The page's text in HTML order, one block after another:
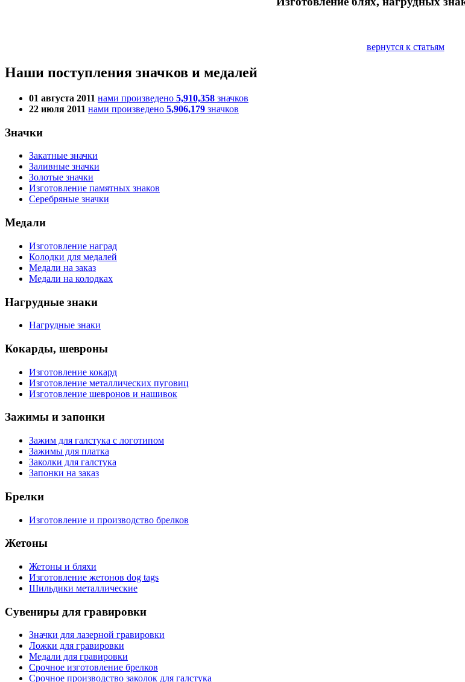
вернутся к статьям
Наши поступления значков и медалей
01 августа 2011 нами произведено 5,910,358 значков
22 июля 2011 нами произведено 5,906,179 значков
Значки
Закатные значки
Заливные значки
Золотые значки
Изготовление памятных знаков
Серебряные значки
Медали
Изготовление наград
Колодки для медалей
Медали на заказ
Медали на колодках
Нагрудные знаки
Нагрудные знаки
Кокарды, шевроны
Изготовление кокард
Изготовление металлических пуговиц
Изготовление шевронов и нашивок
Зажимы и запонки
Зажим для галстука с логотипом
Зажимы для платка
Заколки для галстука
Запонки на заказ
Брелки
Изготовление и производство брелков
Жетоны
Жетоны и бляхи
Изготовление жетонов dog tags
Шильдики металлические
Сувениры для гравировки
Значки для лазерной гравировки
Ложки для гравировки
Медали для гравировки
Срочное изготовление брелков
Срочное производство заколок для галстука